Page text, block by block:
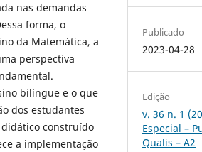
nas demandas
forma, o
da Matemática, a
perspectiva
bilíngue e o que
dos estudantes
construído
a implementação
Publicado
2023-04-28
Edição
v. 36 n. 1
Especial –
Qualis – A2